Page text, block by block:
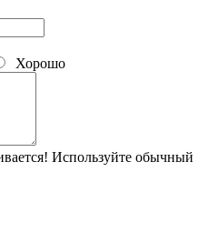
Хорошо
Используйте обычный